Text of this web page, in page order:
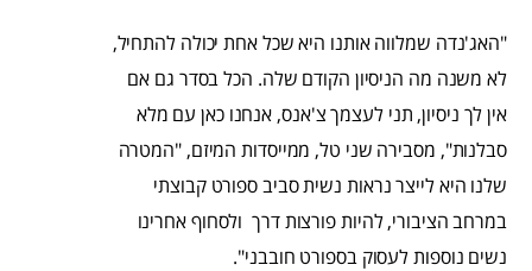
"האג'נדה שמלווה אותנו היא שכל אחת יכולה להתחיל,
לא משנה מה הניסיון הקודם שלה. הכל בסדר גם אם
אין לך ניסיון, תני לעצמך צ'אנס, אנחנו כאן עם מלא
סבלנות", מסבירה שני טל, ממייסדות המיזם, "המטרה
שלנו היא לייצר נראות נשית סביב ספורט קבוצתי
במרחב הציבורי, להיות פורצות דרך ולסחוף אחרינו
נשים נוספות לעסוק בספורט חובבני".